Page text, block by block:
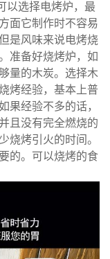
以选择电烤炉，最
面它制作时不容易
是风味来说电烤烧
准备好烧烤炉，如
量的木炭。选择木
烤经验，基本上普
果经验不多的话，
且没有完全燃烧的
烧烤引火的时间。
的。可以烧烤的食